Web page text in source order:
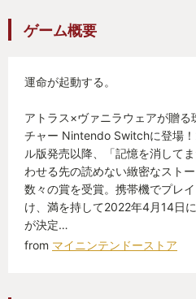
ゲーム概要
運命が起動する。
アトラス×ヴァニラウェアが贈
チャー Nintendo Switchに登場
ル版発売以降、「記憶を消して
わせる先の読めない緻密なスト
数々の賞を受賞。携帯機でプレ
け、満を持して2022年4月14日
が決定…
from マイニンテンドーストア